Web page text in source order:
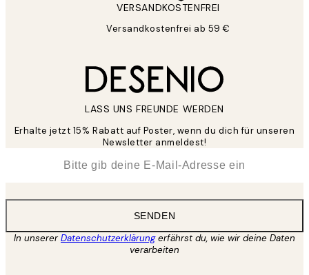
VERSANDKOSTENFREI
Versandkostenfrei ab 59 €
LASS UNS FREUNDE WERDEN
Erhalte jetzt 15% Rabatt auf Poster, wenn du dich für unseren
Newsletter anmeldest!
SENDEN
In unsererDatenschutzerklärungerfährst du, wie wir deine Daten
verarbeiten